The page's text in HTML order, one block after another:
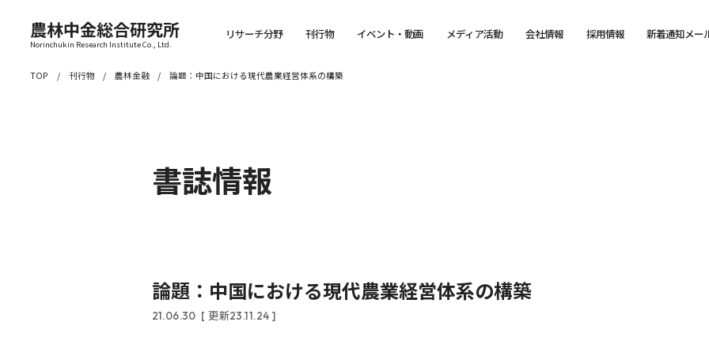
農林中金総合研究所
Norinchukin Research Institute Co., Ltd.
リサーチ分野 刊行物 イベント・動画 メディア活動 会社情報 採用情報 新着通知メー
TOP 刊行物 農林金融 論題：中国における現代農業経営体系の構築
書誌情報
論題：中国における現代農業経営体系の構築
21.06.30 [ 更新23.11.24 ]